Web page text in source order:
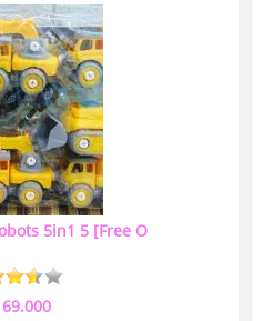
5in1 5 [Free O